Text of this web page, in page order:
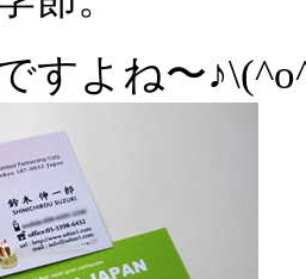
すよね〜